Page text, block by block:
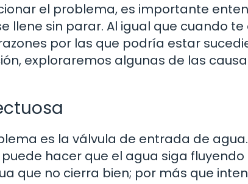
el problema, es importante
llene sin parar. Al igual que cuando te
por las que podría estar
exploraremos algunas de las
es la válvula de entrada de agua.
hacer que el agua siga fluyendo
que no cierra bien; por más que